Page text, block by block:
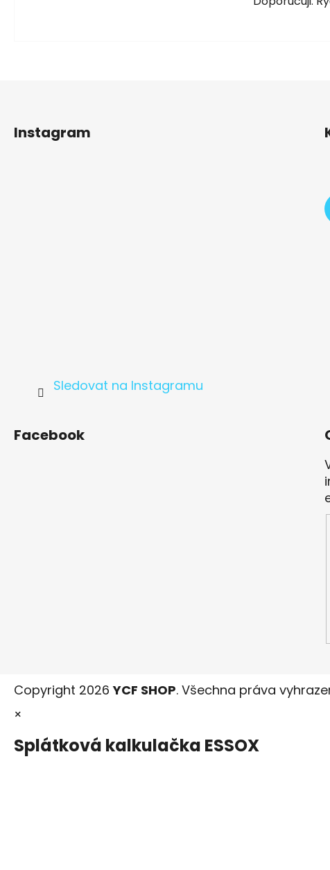
Instagram
Sledovat na Instagramu
Facebook
Copyright 2026YCF SHOP. Všechna práva
×
Splátková kalkulačka ESSOX